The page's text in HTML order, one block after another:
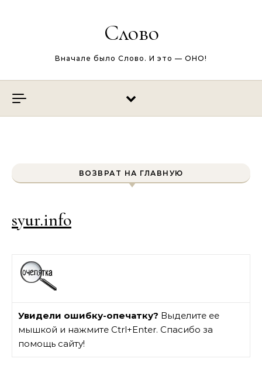
Слово
Вначале было Слово. И это — ОНО!
ВОЗВРАТ НА ГЛАВНУЮ
syur.info
Увидели ошибку-опечатку? Выделите ее
мышкой и нажмите Ctrl+Enter. Спасибо за
помощь сайту!